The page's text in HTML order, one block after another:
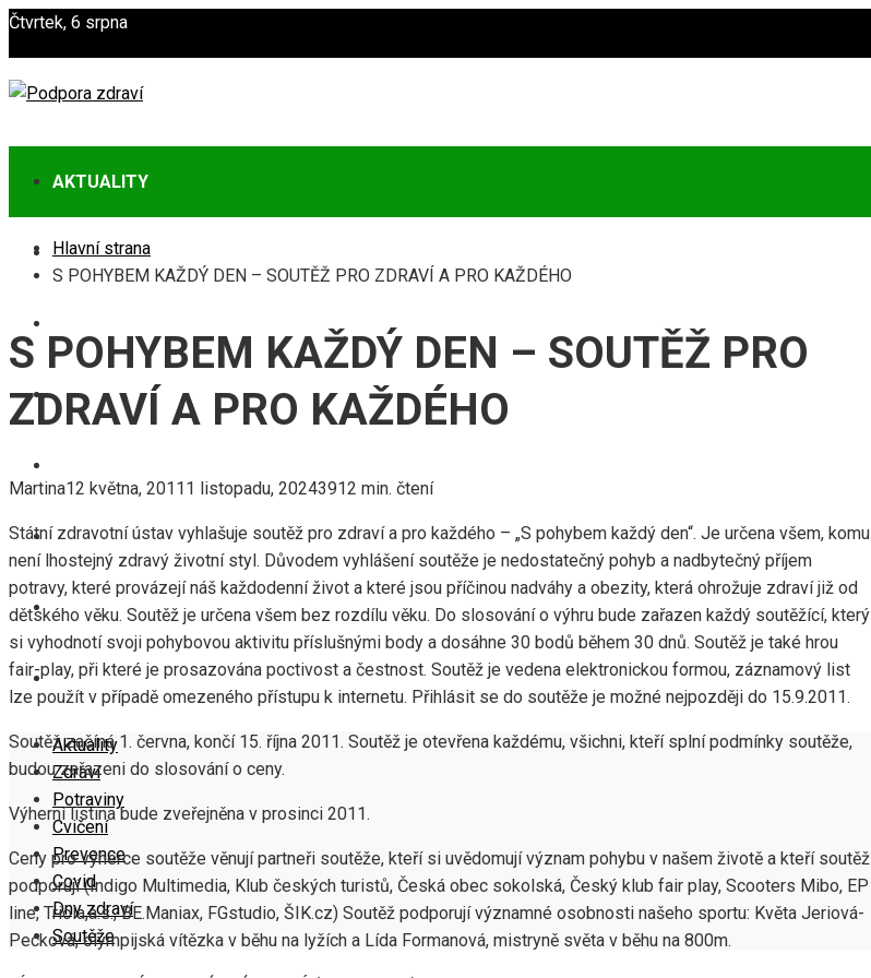
Čtvrtek, 6 srpna
AKTUALITY
ZDRAVÍ
CVIČENÍ
COVID
DNY ZDRAVÍ
SOUTĚŽE
Aktuality
Zdraví
Potraviny
Cvičení
Prevence
Covid
Dny zdraví
Soutěže
Hlavní strana
S POHYBEM KAŽDÝ DEN – SOUTĚŽ PRO ZDRAVÍ A PRO KAŽDÉHO
S POHYBEM KAŽDÝ DEN – SOUTĚŽ PRO
ZDRAVÍ A PRO KAŽDÉHO
Martina12 května, 2011 1 listopadu, 20243912 min. čtení
Státní zdravotní ústav vyhlašuje soutěž pro zdraví a pro každého – „S pohybem každý den“. Je určena všem, komu
není lhostejný zdravý životní styl. Důvodem vyhlášení soutěže je nedostatečný pohyb a nadbytečný příjem
potravy, které provázejí náš každodenní život a které jsou příčinou nadváhy a obezity, která ohrožuje zdraví již od
dětského věku. Soutěž je určena všem bez rozdílu věku. Do slosování o výhru bude zařazen každý soutěžící, který
si vyhodnotí svoji pohybovou aktivitu příslušnými body a dosáhne 30 bodů během 30 dnů. Soutěž je také hrou
fair-play, při které je prosazována poctivost a čestnost. Soutěž je vedena elektronickou formou, záznamový list
lze použít v případě omezeného přístupu k internetu. Přihlásit se do soutěže je možné nejpozději do 15.9.2011.
Soutěž začíná 1. června, končí 15. října 2011. Soutěž je otevřena každému, všichni, kteří splní podmínky soutěže,
budou zařazeni do slosování o ceny.
Výherní listina bude zveřejněna v prosinci 2011.
Ceny pro výherce soutěže věnují partneři soutěže, kteří si uvědomují význam pohybu v našem životě a kteří soutěž
podporují (Indigo Multimedia, Klub českých turistů, Česká obec sokolská, Český klub fair play, Scooters Mibo, EP
line, Triola,a.s., BE.Maniax, FGstudio, ŠIK.cz) Soutěž podporují významné osobnosti našeho sportu: Květa Jeriová-
Pecková, olympijská vítězka v běhu na lyžích a Lída Formanová, mistryně světa v běhu na 800m.